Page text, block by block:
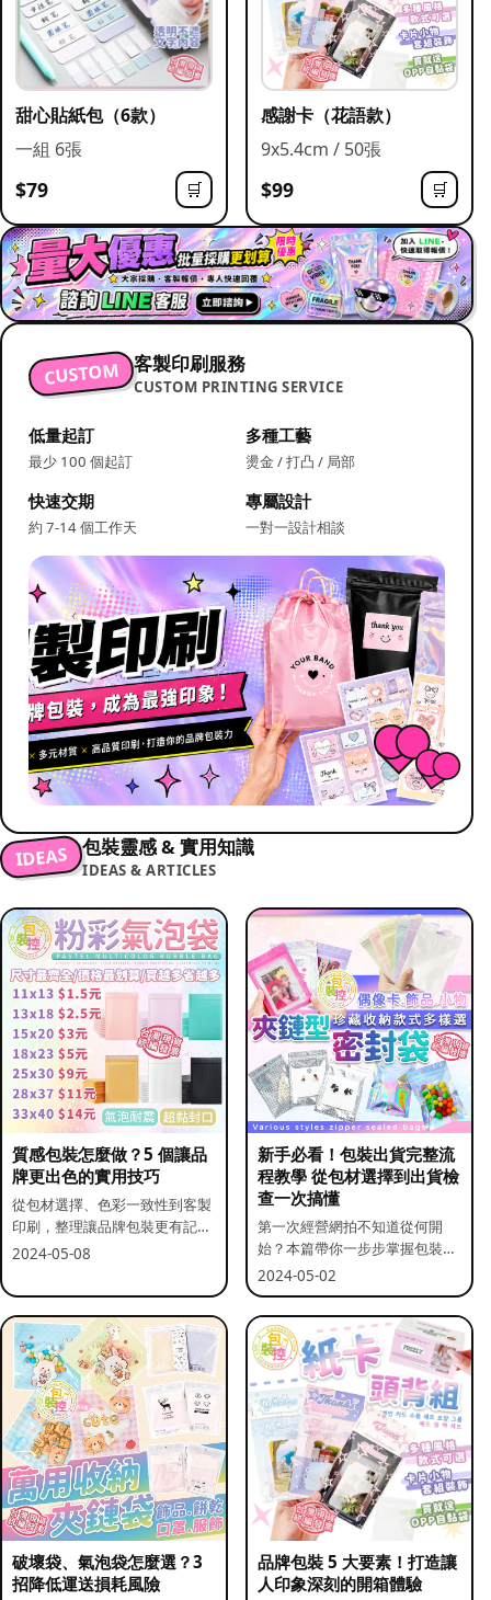
甜心貼紙包（6款）
一組 6張
$79 🛒
感謝卡（花語款）
9x5.4cm / 50張
$99 🛒
CUSTOM 客製印刷服務
CUSTOM PRINTING SERVICE
低量起訂
最少 100 個起訂
多種工藝
燙金 / 打凸 / 局部
快速交期
約 7-14 個工作天
專屬設計
一對一設計相談
IDEAS 包裝靈感 & 實用知識
IDEAS & ARTICLES
質感包裝怎麼做？5 個讓品
牌更出色的實用技巧
從包材選擇、色彩一致性到客製
印刷，整理讓品牌包裝更有記憶
點的實用做法。
2024-05-08
新手必看！包裝出貨完整流
程教學 從包材選擇到出貨檢
查一次搞懂
第一次經營網拍不知道從何開
始？本篇帶你一步步掌握包裝流
程與出貨前檢查重點。
2024-05-02
破壞袋、氣泡袋怎麼選？3
招降低運送損耗風險
品牌包裝 5 大要素！打造讓
人印象深刻的開箱體驗